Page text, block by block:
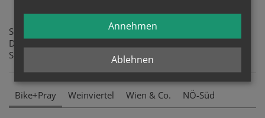
Sie sind per Rad oder Auto unterwegs?
Dann besuchen sie doch die´folgenden Park + Pray-
Standorte:
Bike+Pray Weinviertel Wien & Co. NÖ-Süd
Ablehnen
Annehmen